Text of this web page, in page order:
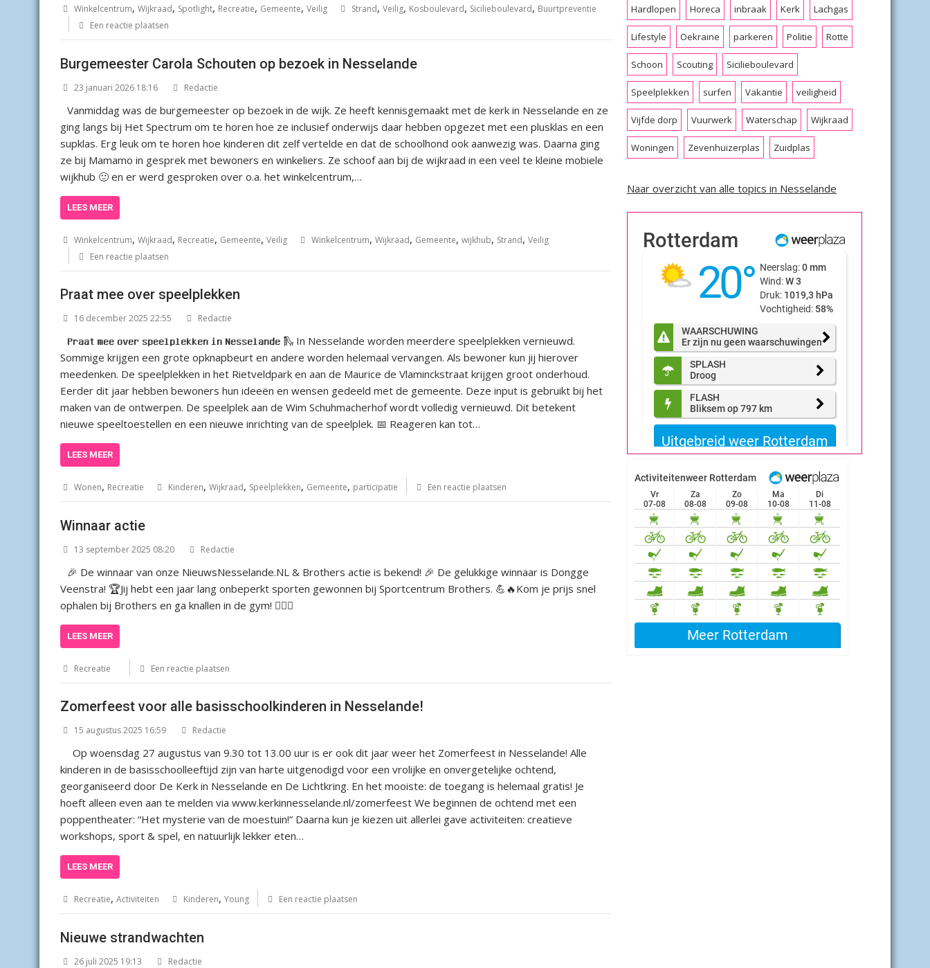
Winkelcentrum, Wijkraad, Spotlight, Recreatie, Gemeente, Veilig Strand, Veilig, Kosboulevard, Sicilieboulevard, Buurtpreventie
Een reactie plaatsen
Burgemeester Carola Schouten op bezoek in Nesselande
23 januari 2026 18:16 Redactie
Vanmiddag was de burgemeester op bezoek in de wijk. Ze heeft kennisgemaakt met de kerk in Nesselande en ze
ging langs bij Het Spectrum om te horen hoe ze inclusief onderwijs daar hebben opgezet met een plusklas en een
supklas. Erg leuk om te horen hoe kinderen dit zelf vertelde en dat de schoolhond ook aanwezig was. Daarna ging
ze bij Mamamo in gesprek met bewoners en winkeliers. Ze schoof aan bij de wijkraad in een veel te kleine mobiele
wijkhub 🙂 en er werd gesproken over o.a. het winkelcentrum,…
LEES MEER
Winkelcentrum, Wijkraad, Recreatie, Gemeente, Veilig Winkelcentrum, Wijkraad, Gemeente, wijkhub, Strand, Veilig
Een reactie plaatsen
Praat mee over speelplekken
16 december 2025 22:55 Redactie
𝐏𝐫𝐚𝐚𝐭 𝐦𝐞𝐞 𝐨𝐯𝐞𝐫 𝐬𝐩𝐞𝐞𝐥𝐩𝐥𝐞𝐤𝐤𝐞𝐧 𝐢𝐧 𝐍𝐞𝐬𝐬𝐞𝐥𝐚𝐧𝐝𝐞 🛝 In Nesselande worden meerdere speelplekken vernieuwd.
Sommige krijgen een grote opknapbeurt en andere worden helemaal vervangen. Als bewoner kun jij hierover
meedenken. De speelplekken in het Rietveldpark en aan de Maurice de Vlaminckstraat krijgen groot onderhoud.
Eerder dit jaar hebben bewoners hun ideeën en wensen gedeeld met de gemeente. Deze input is gebruikt bij het
maken van de ontwerpen. De speelplek aan de Wim Schuhmacherhof wordt volledig vernieuwd. Dit betekent
nieuwe speeltoestellen en een nieuwe inrichting van de speelplek. 📅 Reageren kan tot…
LEES MEER
Wonen, Recreatie Kinderen, Wijkraad, Speelplekken, Gemeente, participatie Een reactie plaatsen
Winnaar actie
13 september 2025 08:20 Redactie
🎉 De winnaar van onze NieuwsNesselande.NL & Brothers actie is bekend! 🎉 De gelukkige winnaar is Dongge
Veenstra! 🏆Jij hebt een jaar lang onbeperkt sporten gewonnen bij Sportcentrum Brothers. 💪🔥Kom je prijs snel
ophalen bij Brothers en ga knallen in de gym! 🏋️‍♂️✨
LEES MEER
Recreatie Een reactie plaatsen
Zomerfeest voor alle basisschoolkinderen in Nesselande!
15 augustus 2025 16:59 Redactie
Op woensdag 27 augustus van 9.30 tot 13.00 uur is er ook dit jaar weer het Zomerfeest in Nesselande! Alle
kinderen in de basisschoolleeftijd zijn van harte uitgenodigd voor een vrolijke en onvergetelijke ochtend,
georganiseerd door De Kerk in Nesselande en De Lichtkring. En het mooiste: de toegang is helemaal gratis! Je
hoeft alleen even aan te melden via www.kerkinnesselande.nl/zomerfeest We beginnen de ochtend met een
poppentheater: “Het mysterie van de moestuin!” Daarna kun je kiezen uit allerlei gave activiteiten: creatieve
workshops, sport & spel, en natuurlijk lekker eten…
LEES MEER
Recreatie, Activiteiten Kinderen, Young Een reactie plaatsen
Nieuwe strandwachten
26 juli 2025 19:13 Redactie
Hardlopen Horeca inbraak Kerk Lachgas
Lifestyle Oekraine parkeren Politie Rotte
Schoon Scouting Sicilieboulevard
Speelplekken surfen Vakantie veiligheid
Vijfde dorp Vuurwerk Waterschap Wijkraad
Woningen Zevenhuizerplas Zuidplas
Naar overzicht van alle topics in Nesselande